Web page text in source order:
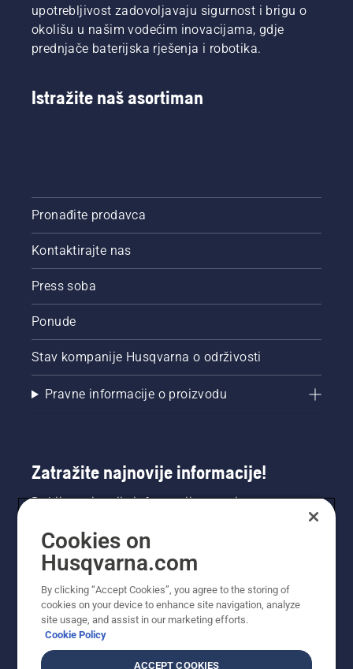
upotrebljivost zadovoljavaju sigurnost i brigu o
okolišu u našim vodećim inovacijama, gdje
prednjače baterijska rješenja i robotika.
Istražite naš asortiman
Pronađite prodavca
Kontaktirajte nas
Press soba
Ponude
Stav kompanije Husqvarna o održivosti
Pravne informacije o proizvodu
Zatražite najnovije informacije!
Dobijte najnovije informacije o novim
toga. Ovdje se registrirajte za naš bilten.
Cookies on
Husqvarna.com
By clicking “Accept Cookies”, you agree to the storing of
cookies on your device to enhance site navigation, analyze
site usage, and assist in our marketing efforts.
Cookie Policy
ACCEPT COOKIES